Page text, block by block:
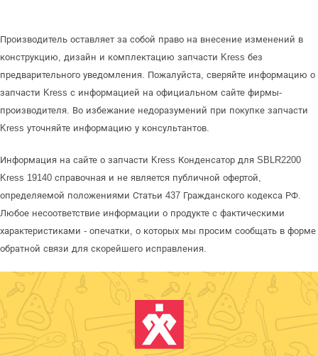
Производитель оставляет за собой право на внесение изменений в
конструкцию, дизайн и комплектацию запчасти Kress без
предварительного уведомления. Пожалуйста, сверяйте информацию о
запчасти Kress с информацией на официальном сайте фирмы-
производителя. Во избежание недоразумений при покупке запчасти
Kress уточняйте информацию у консультантов.
Информация на сайте о запчасти Kress Конденсатор для SBLR2200
Kress 19140 справочная и не является публичной офертой,
определяемой положениями Статьи 437 Гражданского кодекса РФ.
Любое несоответствие информации о продукте с фактическими
характеристиками - опечатки, о которых мы просим сообщать в форме
обратной связи для скорейшего исправления.